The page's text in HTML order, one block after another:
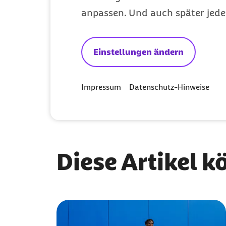
anpassen. Und auch später
Einstellungen ändern
Impressum Datenschutz-Hinweise
Tabletten, Dragees und Tropfen
Gesünder, schlanker,
Diese Artikel